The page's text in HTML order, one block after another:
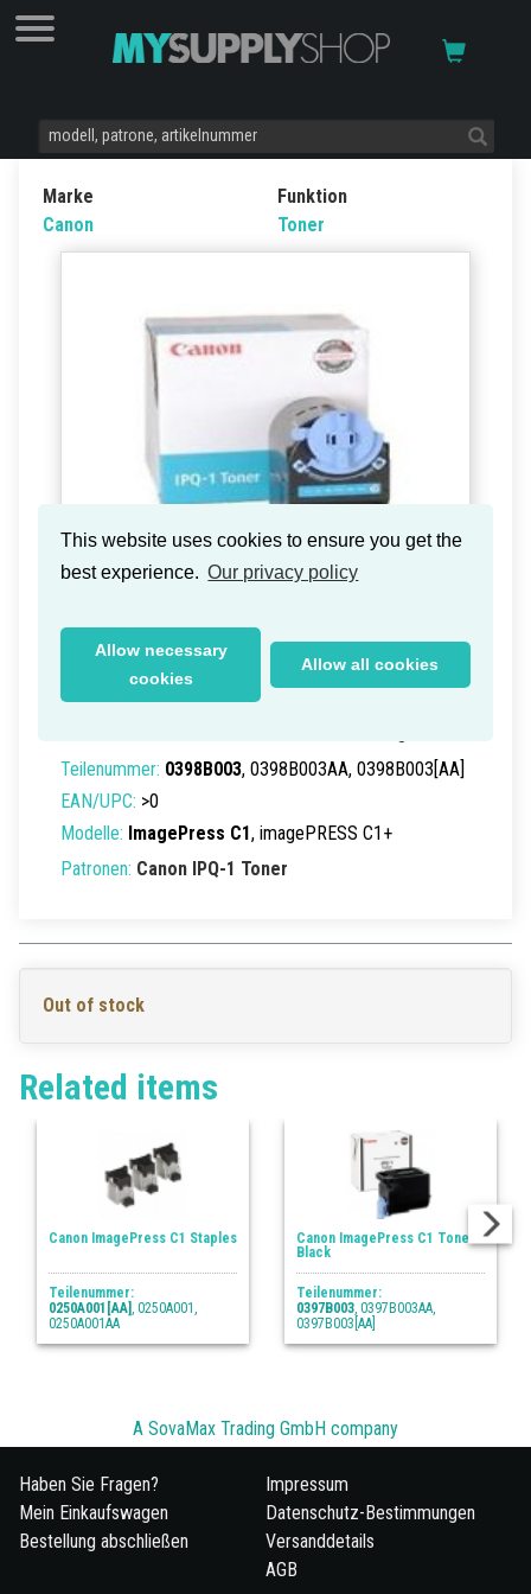
This website uses cookies to ensure you get the
best experience. Our privacy policy
Allow necessary
cookies
Allow all cookies
Marke
Canon
Funktion
Toner
Canon IPQ-1 Toner Cyan 16k (Old
Box)
Teilenummer: 0398B003, 0398B003AA, 0398B003[AA]
EAN/UPC: >0
Modelle: ImagePress C1, imagePRESS C1+
Patronen: Canon IPQ-1 Toner
Out of stock
Related items
Canon ImagePress C1 Staples
Teilenummer:
0250A001[AA], 0250A001,
0250A001AA
Canon ImagePress C1 Toner
Black
Teilenummer:
0397B003, 0397B003AA,
0397B003[AA]
A SovaMax Trading GmbH company
Haben Sie Fragen?
Mein Einkaufswagen
Bestellung abschließen
Impressum
Datenschutz-Bestimmungen
Versanddetails
AGB